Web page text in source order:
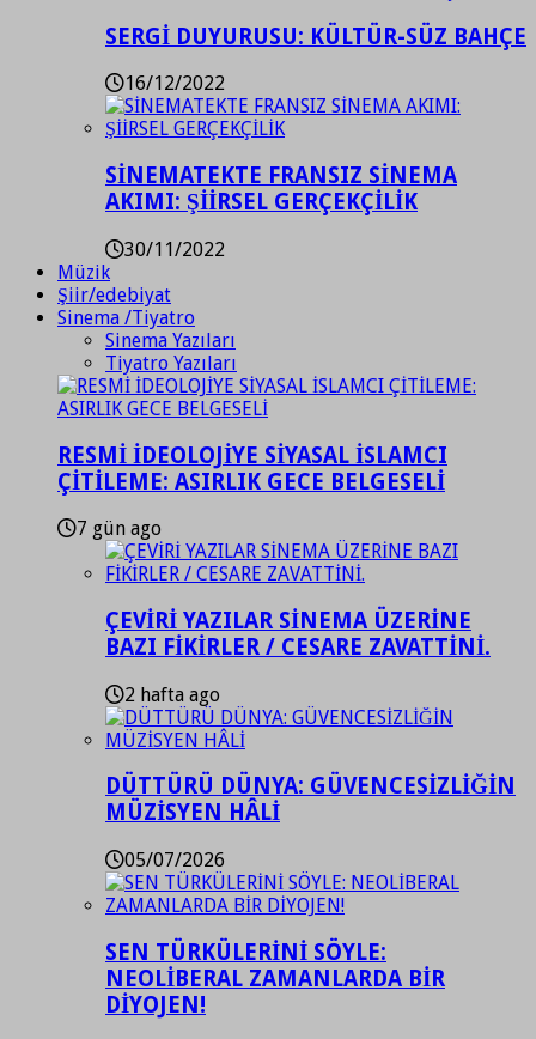
SERGİ DUYURUSU: KÜLTÜR-SÜZ BAHÇE
16/12/2022
SİNEMATEKTE FRANSIZ SİNEMA
AKIMI: ŞİİRSEL GERÇEKÇİLİK
30/11/2022
Müzik
Şiir/edebiyat
Sinema /Tiyatro
Sinema Yazıları
Tiyatro Yazıları
RESMİ İDEOLOJİYE SİYASAL İSLAMCI
ÇİTİLEME: ASIRLIK GECE BELGESELİ
7 gün ago
ÇEVİRİ YAZILAR SİNEMA ÜZERİNE
BAZI FİKİRLER / CESARE ZAVATTİNİ.
2 hafta ago
DÜTTÜRÜ DÜNYA: GÜVENCESİZLİĞİN
MÜZİSYEN HÂLİ
05/07/2026
SEN TÜRKÜLERİNİ SÖYLE:
NEOLİBERAL ZAMANLARDA BİR
DİYOJEN!